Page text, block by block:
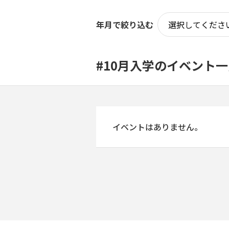
年月で絞り込む
#10月入学のイベント
イベントはありません。